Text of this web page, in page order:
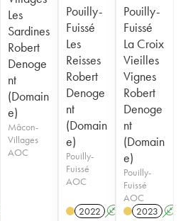
Les
Sardines
Robert
Denoge
nt
(Domain
e)
Mâcon-
Villages
AOC
Pouilly-
Fuissé
Les
Reisses
Robert
Denoge
nt
(Domain
e)
Pouilly-
Fuissé
AOC
2022 A K
Pouilly-
Fuissé
La Croix
Vieilles
Vignes
Robert
Denoge
nt
(Domain
e)
Pouilly-
Fuissé
AOC
2023 A